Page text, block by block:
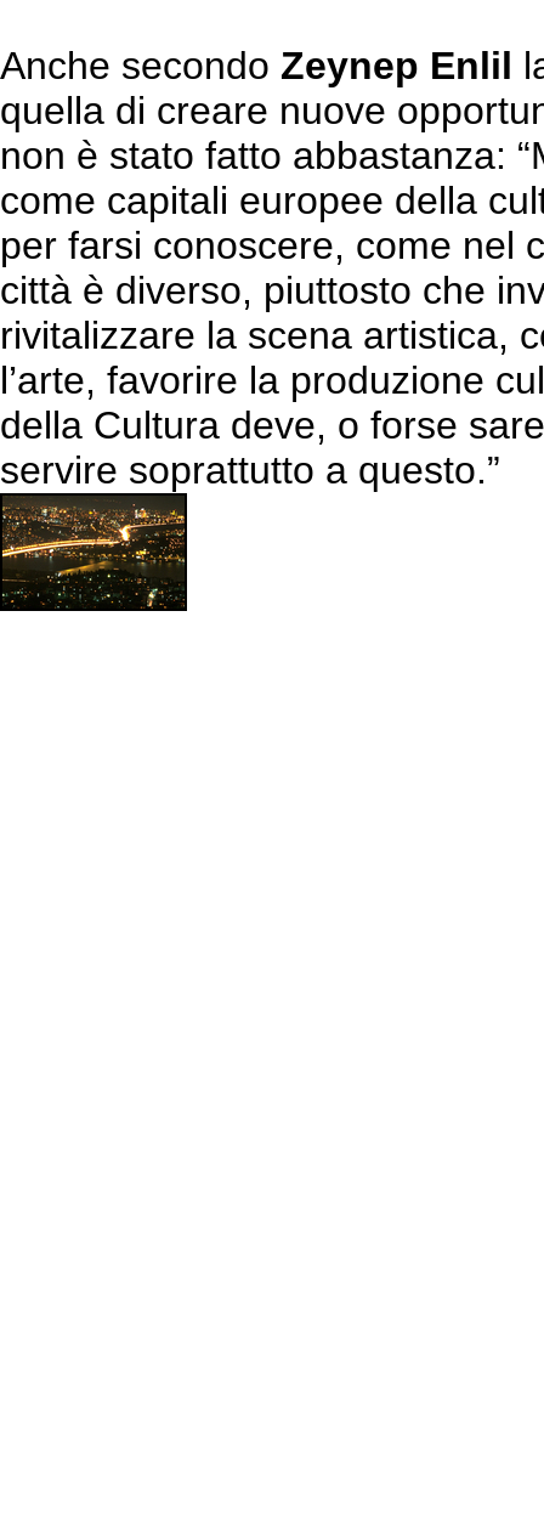
Anche secondo Zeynep Enlil
quella di creare nuove
non è stato fatto abbastanza:
come capitali europee della
per farsi conoscere, come nel
città è diverso, piuttosto che
rivitalizzare la scena artistica,
l’arte, favorire la produzione
della Cultura deve, o forse
servire soprattutto a questo.”